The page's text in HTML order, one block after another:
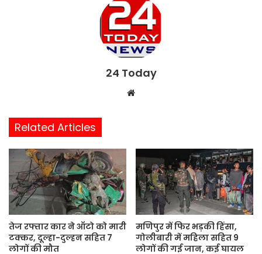
24 Today
i
e
Related Articles
तेज रफ्तार कार ने ऑटो को मारी
टक्कर, दूल्हा-दुल्हन सहित 7
लोगों की मौत
मणिपुर में फिर भड़की हिंसा,
गोलीबारी में महिला सहित 9
लोगों की गई जान, कई घायल